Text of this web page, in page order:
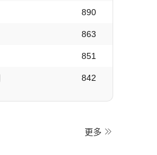
890
863
851
842
更多 